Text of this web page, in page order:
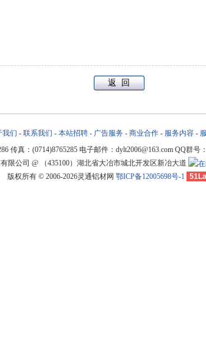
我们 - 联系我们 - 本站招聘 - 广告服务 - 商业合作 - 服务内容 -
传真：(0714)8765285 电子邮件：dylt2006@163.com QQ群号
限公司 @ （435100）湖北省大冶市城北开发区新冶大道
版权所有 © 2006-2026灵通铝材网 鄂ICP备12005698号-1 51La